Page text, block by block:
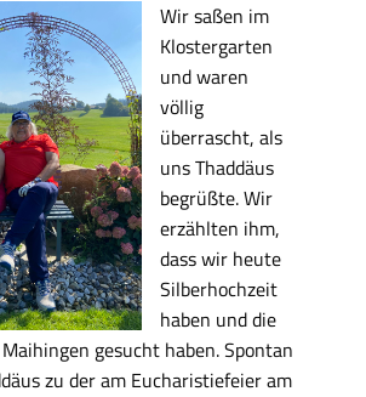
Wir saßen im
Klostergarten
und waren
völlig
überrascht, als
uns Thaddäus
begrüßte. Wir
erzählten ihm,
dass wir heute
Silberhochzeit
haben und die
gesucht haben. Spontan
zu der am Eucharistiefeier am